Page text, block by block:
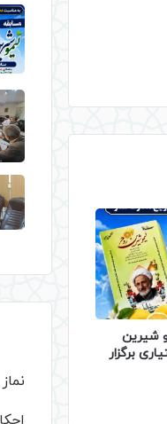
شیرین
برگزار